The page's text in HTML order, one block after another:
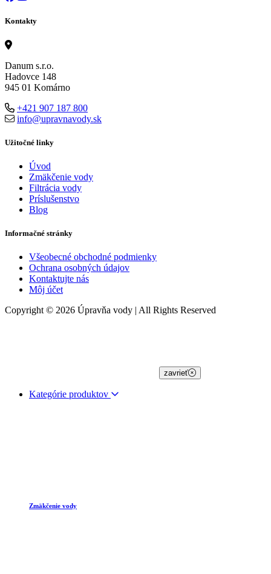
Kontakty
Danum s.r.o.
Hadovce 148
945 01 Komárno
+421 907 187 800
info@upravnavody.sk
Užitočné linky
Úvod
Zmäkčenie vody
Filtrácia vody
Príslušenstvo
Blog
Informačné stránky
Všeobecné obchodné podmienky
Ochrana osobných údajov
Kontaktujte nás
Môj účet
Copyright © 2026 Úpravňa vody | All Rights Reserved
zavrieť
Kategórie produktov
Zmäkčenie vody